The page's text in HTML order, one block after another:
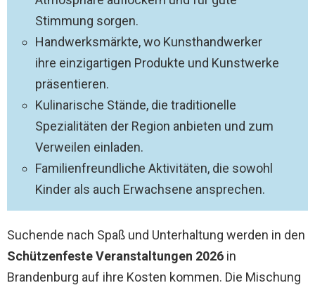
Stimmung sorgen.
Handwerksmärkte, wo Kunsthandwerker
ihre einzigartigen Produkte und Kunstwerke
präsentieren.
Kulinarische Stände, die traditionelle
Spezialitäten der Region anbieten und zum
Verweilen einladen.
Familienfreundliche Aktivitäten, die sowohl
Kinder als auch Erwachsene ansprechen.
Suchende nach Spaß und Unterhaltung werden in den
Schützenfeste Veranstaltungen 2026 in
Brandenburg auf ihre Kosten kommen. Die Mischung